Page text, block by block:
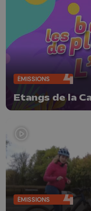
ÉMISSIONS
Etangs de la
ÉMISSIONS